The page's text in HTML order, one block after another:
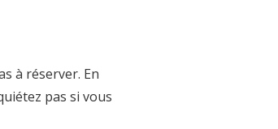
à réserver. En
pas si vous